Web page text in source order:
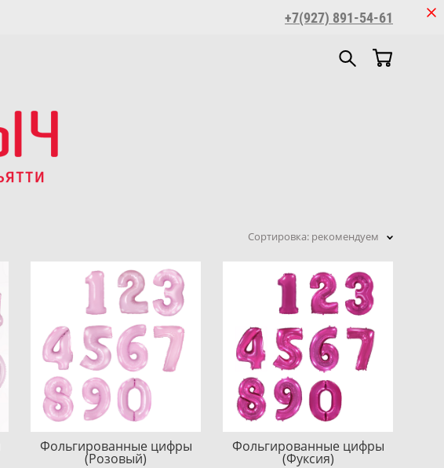
+7(927) 891-54-61
Сортировка: рекомендуем
Фольгированные цифры
(Розовый)
Фольгированные цифры
(Фуксия)